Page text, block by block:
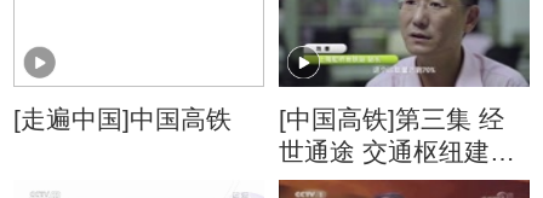
[走遍中国]中国高铁
[中国高铁]第三集 经
世通途 交通枢纽建筑
的构思挑战